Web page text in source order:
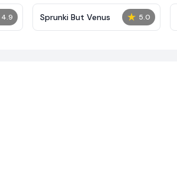
4.9 ★ 5.0
Sprunki But Venus